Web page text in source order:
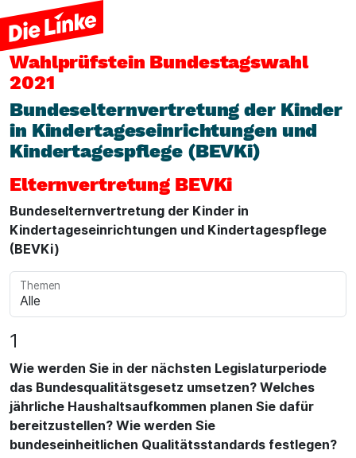
Wahlprüfstein Bundestagswahl
2021
Bundeselternvertretung der Kinder
in Kindertageseinrichtungen und
Kindertagespflege (BEVKi)
Elternvertretung BEVKi
Bundeselternvertretung der Kinder in
Kindertageseinrichtungen und Kindertagespflege
(BEVKi)
Themen
1
Wie werden Sie in der nächsten Legislaturperiode
das Bundesqualitätsgesetz umsetzen? Welches
jährliche Haushaltsaufkommen planen Sie dafür
bereitzustellen? Wie werden Sie
bundeseinheitlichen Qualitätsstandards festlegen?